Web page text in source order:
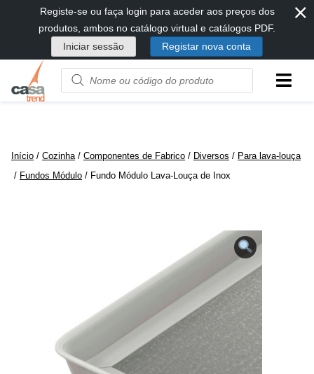
diretamente
conteúdo
Registe-se ou faça login para aceder aos preços dos
produtos, ambos no catálogo virtual e catálogos PDF.
Iniciar sessão
Registar nova conta
⨯
Product
name
Início / Cozinha / Componentes de Fabrico / Diversos / Para lava-louça
/ Fundos Módulo / Fundo Módulo Lava-Louça de Inox